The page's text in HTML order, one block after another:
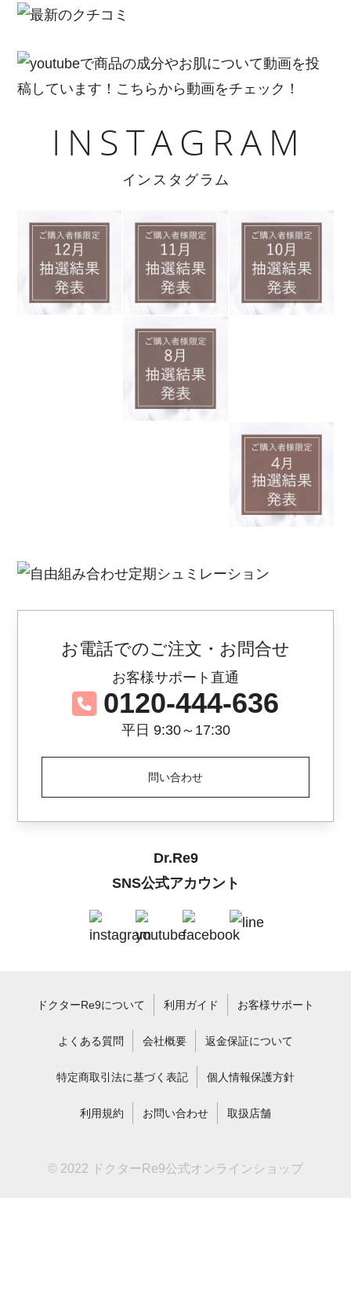
INSTAGRAM
インスタグラム
お電話でのご注文・お問合せ
お客様サポート直通
0120-444-636
平日 9:30～17:30
問い合わせ
Dr.Re9
SNS公式アカウント
ドクターRe9について 利用ガイド お客様サポート
よくある質問 会社概要 返金保証について
特定商取引法に基づく表記 個人情報保護方針
利用規約 お問い合わせ 取扱店舗
© 2022 ドクターRe9公式オンラインショップ